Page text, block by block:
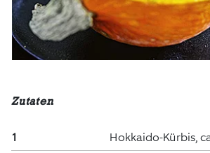
Zutaten
1
Hokkaido-Kürbis,